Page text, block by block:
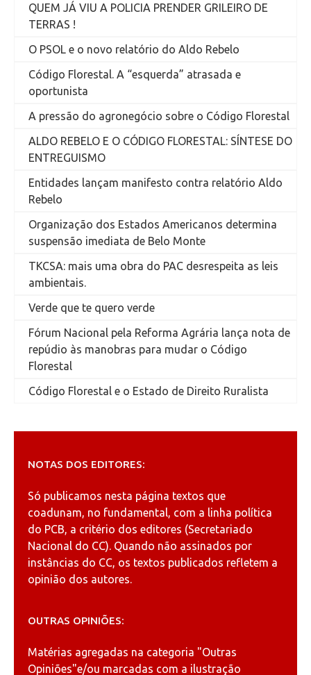
QUEM JÁ VIU A POLICIA PRENDER GRILEIRO DE
TERRAS !
O PSOL e o novo relatório do Aldo Rebelo
Código Florestal. A “esquerda” atrasada e
oportunista
A pressão do agronegócio sobre o Código Florestal
ALDO REBELO E O CÓDIGO FLORESTAL: SÍNTESE DO
ENTREGUISMO
Entidades lançam manifesto contra relatório Aldo
Rebelo
Organização dos Estados Americanos determina
suspensão imediata de Belo Monte
TKCSA: mais uma obra do PAC desrespeita as leis
ambientais.
Verde que te quero verde
Fórum Nacional pela Reforma Agrária lança nota de
repúdio às manobras para mudar o Código
Florestal
Código Florestal e o Estado de Direito Ruralista
NOTAS DOS EDITORES:
Só publicamos nesta página textos que
coadunam, no fundamental, com a linha política
do PCB, a critério dos editores (Secretariado
Nacional do CC). Quando não assinados por
instâncias do CC, os textos publicados refletem a
opinião dos autores.
OUTRAS OPINIÕES:
Matérias agregadas na categoria "Outras
Opiniões"e/ou marcadas com a ilustração